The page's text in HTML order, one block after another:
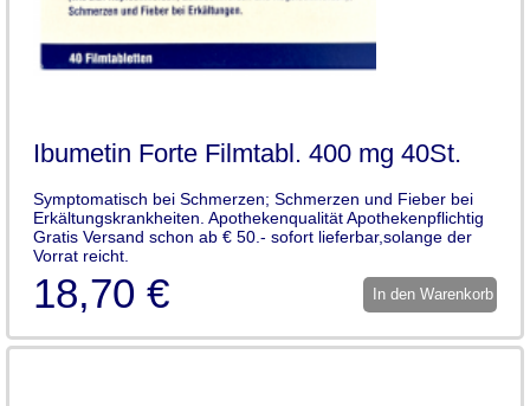
Ibumetin Forte Filmtabl. 400 mg 40St.
Symptomatisch bei Schmerzen; Schmerzen und Fieber bei
Erkältungskrankheiten. Apothekenqualität Apothekenpflichtig
Gratis Versand schon ab € 50.- sofort lieferbar,solange der
Vorrat reicht.
18,70 € In den Warenkorb